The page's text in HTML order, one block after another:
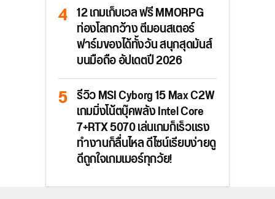
12 เกมเก็บเวล ฟรี MMORPG
ท่องโลกกว้าง ตีมอนสเตอร์
ฟาร์มของได้ทั้งวัน สนุกสุดมันส์
บนมือถือ อัปเดตปี 2026
รีวิว MSI Cyborg 15 Max C2W
เกมมิ่งโน้ตบุ๊คพลัง Intel Core
7+RTX 5070 เล่นเกมก็เร็วแรง
ทำงานก็ลื่นไหล ดีไซน์เรียบง่ายดู
ดีถูกใจเกมเมอร์ทุกวัย!